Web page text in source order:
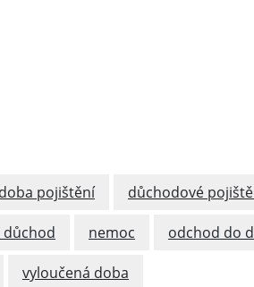
doba pojištění důchodové
důchod nemoc odchod do
vyloučená doba